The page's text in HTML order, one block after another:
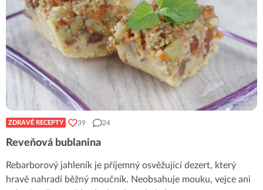
ZDRAVÉ RECEPTY 39 24
Reveňová bublanina
Rebarborový jahleník je příjemný osvěžující dezert, který
hravě nahradí běžný moučník. Neobsahuje mouku, vejce ani